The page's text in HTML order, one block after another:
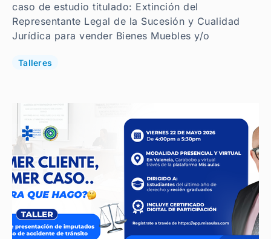
caso de estudio titulado: Extinción del
Representante Legal de la Sucesión y Cualidad
Jurídica para vender Bienes Muebles y/o
Talleres